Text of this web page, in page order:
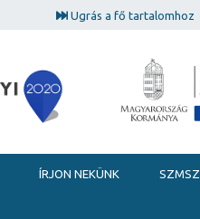
Ugrás a fő tartalomhoz
ÍRJON NEKÜNK SZMSZ